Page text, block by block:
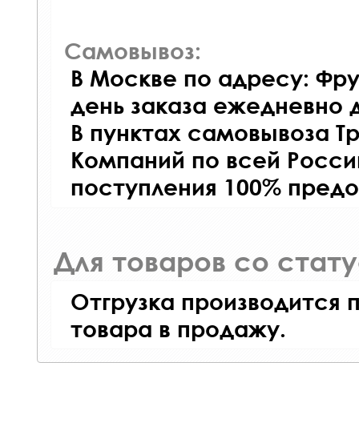
Самовывоз:
В Москве по адресу:
день заказа ежедневно
В пунктах самовывоза
Компаний по всей
поступления 100%
Для товаров со
Отгрузка производится
товара в продажу.